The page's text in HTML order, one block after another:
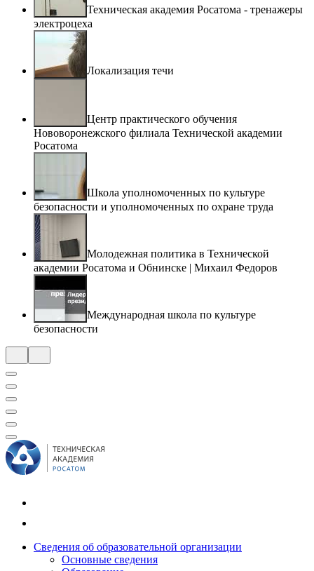
Техническая академия Росатома - тренажеры
электроцеха
Локализация течи
Центр практического обучения
Нововоронежского филиала Технической академии
Росатома
Школа уполномоченных по культуре
безопасности и уполномоченных по охране труда
Молодежная политика в Технической
академии Росатома и Обнинске | Михаил Федоров
Международная школа по культуре
безопасности
Сведения об образовательной организации
Основные сведения